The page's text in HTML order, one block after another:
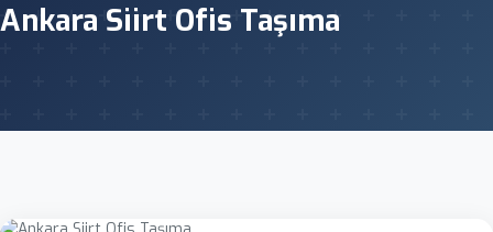
Ankara Siirt Ofis Taşıma